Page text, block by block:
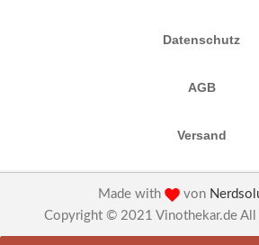
Datenschutz
AGB
Versand
Made with von
Copyright © 2021 Vinothekar.de All